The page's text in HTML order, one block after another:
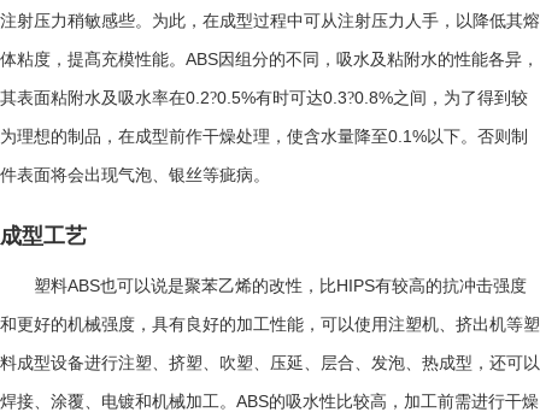
注射压力稍敏感些。为此，在成型过程中可从注射压力人手，以降低其熔
体粘度，提髙充模性能。 ABS因组分的不同，吸水及粘附水的性能各异，
其表面粘附水及吸水率在0.2?0.5%有时可达0.3?0.8%之间，为了得到较
为理想的制品，在成型前作干燥处理，使含水量降至0.1%以下。否则制
件表面将会出现气泡、银丝等疵病。
成型工艺
塑料ABS也可以说是聚苯乙烯的改性，比HIPS有较高的抗冲击强度
和更好的机械强度，具有良好的加工性能，可以使用注塑机、挤出机等塑
料成型设备进行注塑、挤塑、吹塑、压延、层合、发泡、热成型，还可以
焊接、涂覆、电镀和机械加工。 ABS的吸水性比较高，加工前需进行干燥